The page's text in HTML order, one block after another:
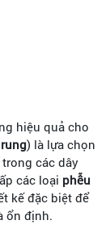
hiệu quả cho
) là lựa chọn
các dây
các loại phễu
kế đặc biệt để
ổn định.